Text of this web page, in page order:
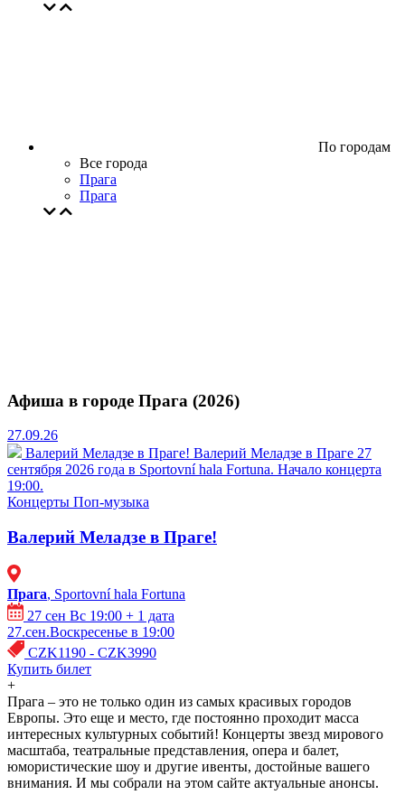
По городам
Все города
Прага
Прага
Афиша в городе Прага (2026)
27.09.26
Валерий Меладзе в Праге! Валерий Меладзе в Праге 27
сентября 2026 года в Sportovní hala Fortuna. Начало концерта
19:00.
Концерты Поп-музыка
Валерий Меладзе в Праге!
Прага, Sportovní hala Fortuna
27 сен Вс 19:00 + 1 дата
27.сен.Воскресенье в 19:00
CZK1190 - CZK3990
Купить билет
+
Прага – это не только один из самых красивых городов
Европы. Это еще и место, где постоянно проходит масса
интересных культурных событий! Концерты звезд мирового
масштаба, театральные представления, опера и балет,
юмористические шоу и другие ивенты, достойные вашего
внимания. И мы собрали на этом сайте актуальные анонсы.